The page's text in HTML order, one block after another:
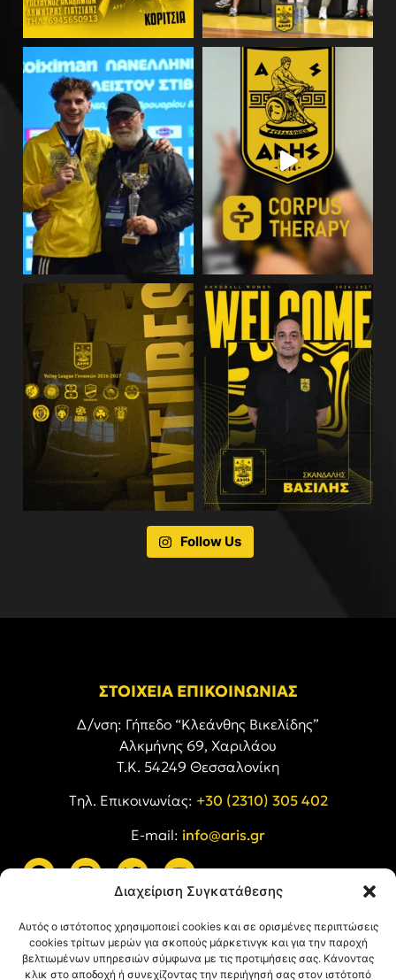
Διαχείριση Συγκατάθεσης
Αυτός ο ιστότοπος χρησιμοποιεί cookies και σε ορισμένες περιπτώσεις
cookies τρίτων μερών για σκοπούς μάρκετινγκ και για την παροχή
βελτιωμένων υπηρεσιών σύμφωνα με τις προτιμήσεις σας. Κάνοντας
κλικ στο αποδοχή ή συνεχίζοντας την περιήγησή σας στον ιστότοπό
Follow Us
ΣΤΟΙΧΕΙΑ ΕΠΙΚΟΙΝΩΝΙΑΣ
Δ/νση: Γήπεδο “Κλεάνθης Βικελίδης”
Αλκμήνης 69, Χαριλάου
Τ.Κ. 54249 Θεσσαλονίκη
Tηλ. Επικοινωνίας: +30 (2310) 305 402
E-mail: info@aris.gr